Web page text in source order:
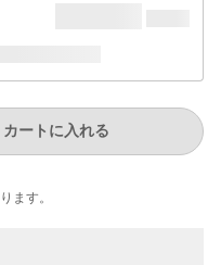
カートに入れる
ます。